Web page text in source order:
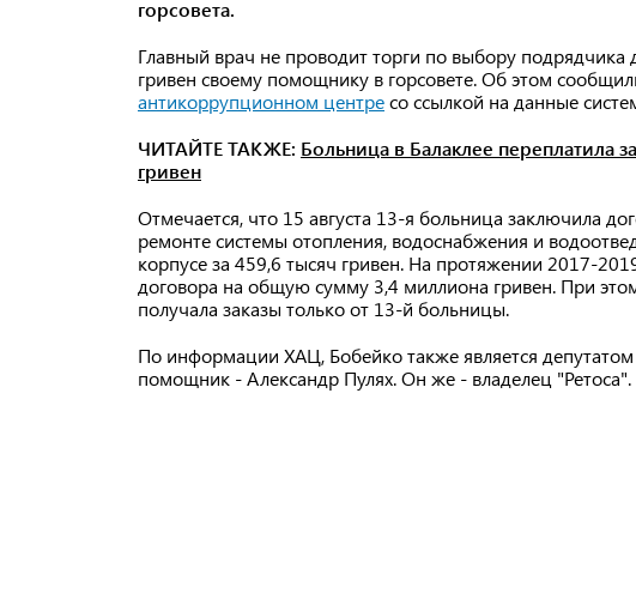
горсовета.
Главный врач не проводит торги по выбору
гривен своему помощнику в горсовете. Об этом
антикоррупционном центресо ссылкой на данные
ЧИТАЙТЕ ТАКЖЕ: Больница в Балаклее переплатила
гривен
Отмечается, что 15 августа 13-я больница заключила
ремонте системы отопления, водоснабжения и
корпусе за 459,6 тысяч гривен. На протяжении 2017-
договора на общую сумму 3,4 миллиона гривен. При
получала заказы только от 13-й больницы.
По информации ХАЦ, Бобейко также является депутатом
помощник - Александр Пулях. Он же - владелец "Ретоса".